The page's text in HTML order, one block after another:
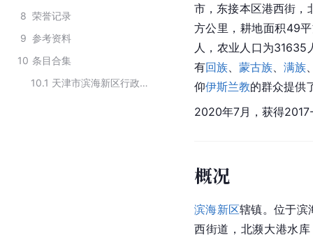
8 荣誉记录
9 参考资料
10 条目合集
10.1
天津市滨海新区行政区划
市 ，东接本区港西街，
方公里，耕地面积49
人，农业人口为31635
有回族 蒙古族 满族
仰伊斯兰教的群众提供
2020年7月，获得
概况
滨海新区辖镇。位于滨
西街道 ，北濒大港水